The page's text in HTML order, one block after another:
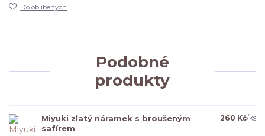
Do oblíbených
Podobné
produkty
Miyuki zlatý náramek s broušeným
safírem
260 Kč/ks